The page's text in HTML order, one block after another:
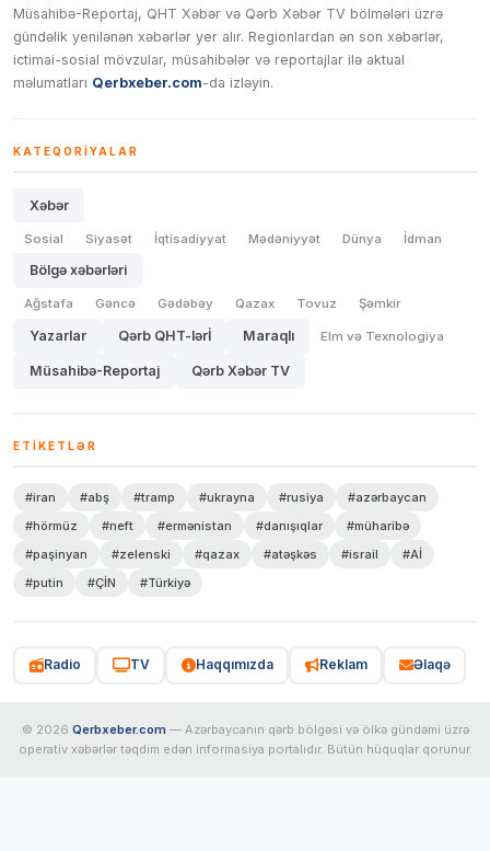
Müsahibə-Reportaj, QHT Xəbər və Qərb Xəbər TV bölmələri üzrə
gündəlik yenilənən xəbərlər yer alır. Regionlardan ən son xəbərlər,
ictimai-sosial mövzular, müsahibələr və reportajlar ilə aktual
məlumatları Qerbxeber.com-da izləyin.
KATEQORIYALAR
Xəbər
Sosial Siyasət İqtisadiyyat Mədəniyyət Dünya İdman
Bölgə xəbərləri
Ağstafa Gəncə Gədəbəy Qazax Tovuz Şəmkir
Yazarlar Qərb QHT-lərİ Maraqlı Elm və Texnologiya
Müsahibə-Reportaj Qərb Xəbər TV
ETIKETLƏR
#iran #abş #tramp #ukrayna #rusiya
#azərbaycan
#hörmüz
#neft #ermənistan #danışıqlar
#müharibə
#paşinyan
#zelenski #qazax #atəşkəs #israil
#Aİ
#putin
#ÇİN #Türkiyə
Radio TV Haqqımızda Reklam Əlaqə
© 2026 Qerbxeber.com — Azərbaycanın qərb bölgəsi və ölkə gündəmi üzrə
operativ xəbərlər təqdim edən informasiya portalıdır. Bütün hüquqlar qorunur.